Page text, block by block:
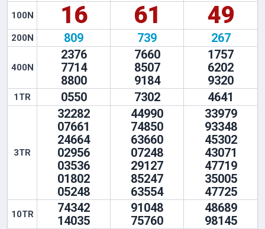
100N
16 61 49
200N 809 739 267
400N
2376
7714
8800
7660
8507
9184
1757
6202
9320
1TR 0550 7302 4641
3TR
32282
07661
24664
02956
03536
01802
05248
44990
74850
63660
07248
29127
85247
63554
33979
93348
45302
43071
47719
35005
47725
10TR
74342
14035
91048
75760
48689
98145